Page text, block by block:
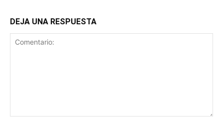
DEJA UNA RESPUESTA